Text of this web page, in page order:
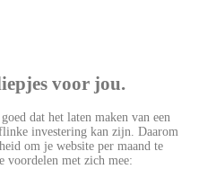
voor jou.
dat het laten maken van een
investering kan zijn. Daarom
om je website per maand te
voordelen met zich mee: